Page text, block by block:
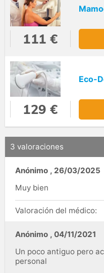
111 €
Eco-
129 €
3 valoraciones
Anónimo , 26/03/2025
Muy bien
Valoración del médico:
Anónimo , 04/11/2021
Un poco antiguo pero
personal